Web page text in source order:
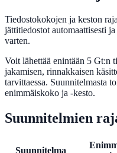
Tiedostokokojen ja keston
jättitiedostot automaattisesti
varten.
Voit lähettää enintään 5 Gt:n
jakamisen, rinnakkaisen
tarvittaessa. Suunnitelmasta
enimmäiskoko ja -kesto.
Suunnitelmien
Suunnitelma